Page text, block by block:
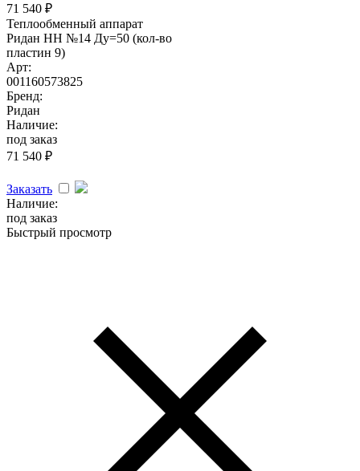
71 540 ₽
Теплообменный аппарат
Ридан НН №14 Ду=50 (кол-во
пластин 9)
Арт:
001160573825
Бренд:
Ридан
Наличие:
под заказ
71 540 ₽
Заказать
Наличие:
под заказ
Быстрый просмотр